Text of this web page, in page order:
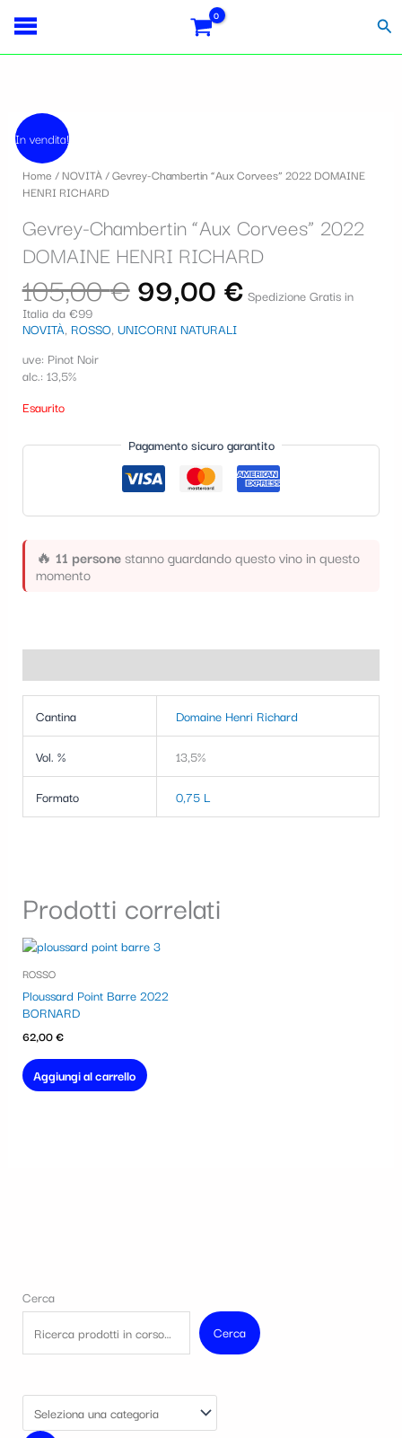
contenuto
In vendita!
Home /NOVITÀ/ Gevrey-Chambertin “Aux Corvees” 2022 DOMAINE
HENRI RICHARD
Gevrey-Chambertin “Aux Corvees” 2022
DOMAINE HENRI RICHARD
105,00€
originale
era:
105,00 €.
99,00 €
attuale
è:99,00 €.
Spedizione Gratis in
Italia da €99
NOVITÀ, ROSSO, UNICORNI NATURALI
uve: Pinot Noir
alc.: 13,5%
Esaurito
Pagamento sicuro garantito
🔥 11 personestanno guardando questo vino in questo
momento
Cantina Domaine Henri Richard
Vol. % 13,5%
Formato 0,75 L
Prodotti correlati
ROSSO
Ploussard Point Barre 2022
BORNARD
62,00€
Aggiungi al carrello
Cerca
Cerca
S
z
i
o
n
a
c
a
t
e
a
fiscale:
Carrello: